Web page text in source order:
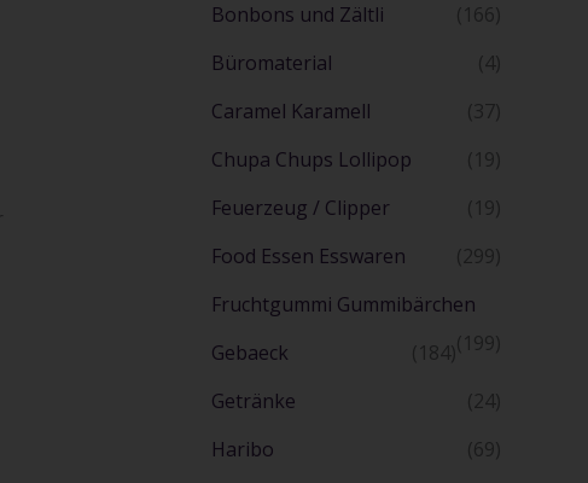
Bonbons und Zältli
(166)
Büromaterial
(4)
Caramel Karamell
(37)
Chupa Chups Lollipop
(19)
Feuerzeug / Clipper
(19)
Food Essen Esswaren
(299)
Fruchtgummi Gummibärchen
(199)
Gebaeck
(184)
Getränke
(24)
Haribo
(69)